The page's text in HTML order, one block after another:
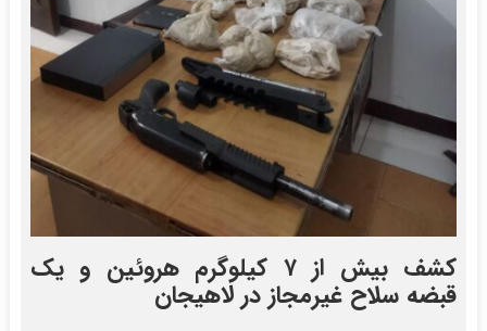
کشف بیش از ۷ کیلوگرم هروئین و یک
قبضه سلاح غیرمجاز در لاهیجان